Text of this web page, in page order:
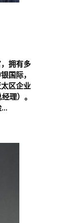
拥有多
国际，
区企业
理）。